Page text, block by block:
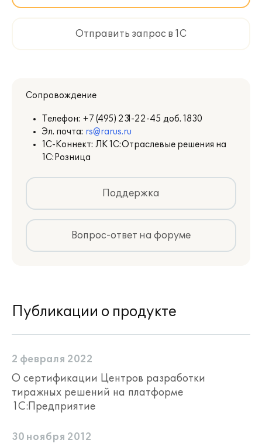
Отправить запрос в 1С
Сопровождение
Телефон: +7 (495) 231-22-45 доб. 1830
Эл. почта: rs@rarus.ru
1С-Коннект: ЛК 1С:Отраслевые решения на
1С:Розница
Поддержка
Вопрос-ответ на форуме
Публикации о продукте
2 февраля 2022
О сертификации Центров разработки
тиражных решений на платформе
1С:Предприятие
30 ноября 2012